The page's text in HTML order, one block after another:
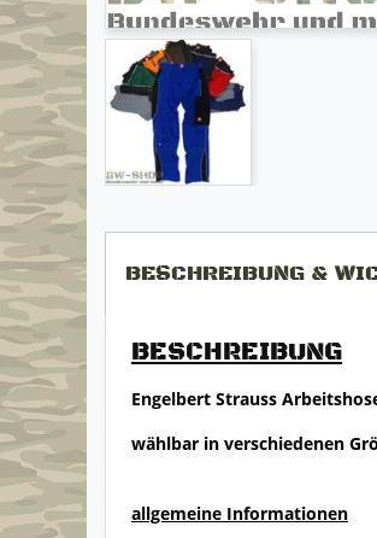
BESCHREIBUNG &
BESCHREIBUNG
Engelbert Strauss
wählbar in verschiedenen
allgemeine Informationen